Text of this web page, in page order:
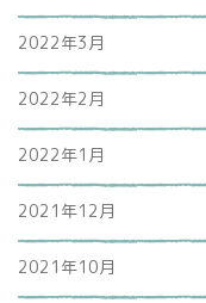
2022年3月
2022年2月
2022年1月
2021年12月
2021年10月